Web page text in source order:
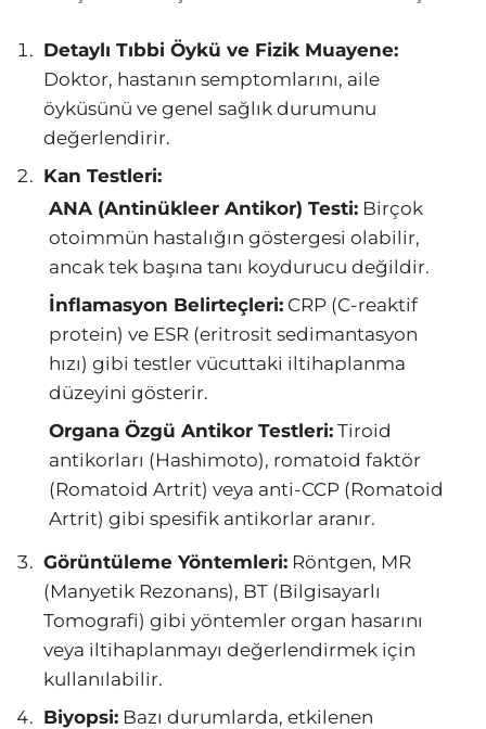
Detaylı Tıbbi Öykü ve Fizik Muayene:
Doktor, hastanın semptomlarını, aile
öyküsünü ve genel sağlık durumunu
değerlendirir.
Kan Testleri:
ANA (Antinükleer Antikor) Testi: Birçok
otoimmün hastalığın göstergesi olabilir,
ancak tek başına tanı koydurucu değildir.
İnflamasyon Belirteçleri: CRP (C-reaktif
protein) ve ESR (eritrosit sedimantasyon
hızı) gibi testler vücuttaki iltihaplanma
düzeyini gösterir.
Organa Özgü Antikor Testleri: Tiroid
antikorları (Hashimoto), romatoid faktör
(Romatoid Artrit) veya anti-CCP (Romatoid
Artrit) gibi spesifik antikorlar aranır.
Görüntüleme Yöntemleri: Röntgen, MR
(Manyetik Rezonans), BT (Bilgisayarlı
Tomografi) gibi yöntemler organ hasarını
veya iltihaplanmayı değerlendirmek için
kullanılabilir.
Biyopsi: Bazı durumlarda, etkilenen